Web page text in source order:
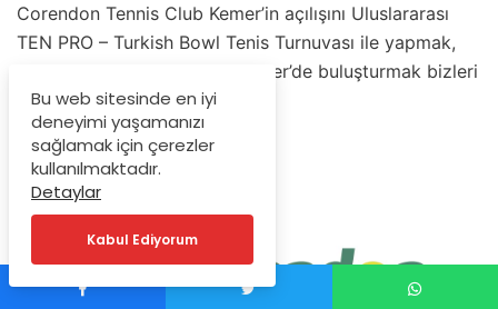
Corendon Tennis Club Kemer’in açılışını Uluslararası
TEN PRO – Turkish Bowl Tenis Turnuvası ile yapmak,
üst düzey genç tenisçileri Kemer’de buluşturmak bizleri
çok heyecanlandırıyor” dedi.
Bu web sitesinde en iyi
deneyimi yaşamanızı
sağlamak için çerezler
kullanılmaktadır.
Detaylar
Kabul Ediyorum